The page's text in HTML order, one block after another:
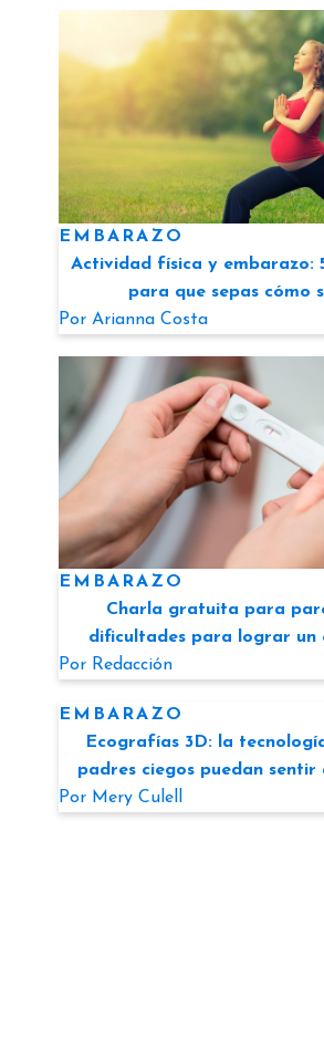
EMBARAZO
Actividad física y embarazo:
para que sepas cómo
Por Arianna Costa
EMBARAZO
Charla gratuita para
dificultades para lograr un
Por Redacción
EMBARAZO
Ecografías 3D: la
padres ciegos puedan sentir
Por Mery Culell